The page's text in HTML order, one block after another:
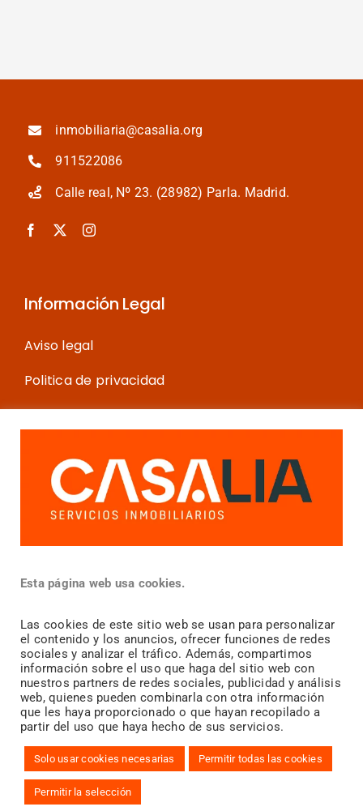
una
inmobiliaria@casalia.org
911522086
Calle real, Nº 23. (28982) Parla. Madrid.
Información Legal
Aviso legal
Politica de privacidad
Política de cookies
¿Vendes?
¿Alquilas?
Blog inmobiliario
Team Casalia
Galeria
Esta página web usa cookies.
Las cookies de este sitio web se usan para personalizar
el contenido y los anuncios, ofrecer funciones de redes
sociales y analizar el tráfico. Además, compartimos
información sobre el uso que haga del sitio web con
nuestros partners de redes sociales, publicidad y análisis
web, quienes pueden combinarla con otra información
que les haya proporcionado o que hayan recopilado a
partir del uso que haya hecho de sus servicios.
Solo usar cookies necesarias Permitir todas las cookies
Permitir la selección